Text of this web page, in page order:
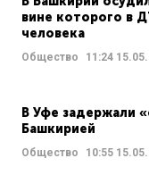
вине которого в
человека
Общество 11:24
В Уфе задержали
Башкирией
Общество 10:55